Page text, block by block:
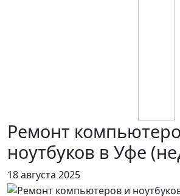
Ремонт
ноутбуков в Уфе
18 августа 2025